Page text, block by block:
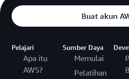
Buat akun
Pelajari
Apa itu
AWS?
Sumber Daya
Memulai
Pelatihan